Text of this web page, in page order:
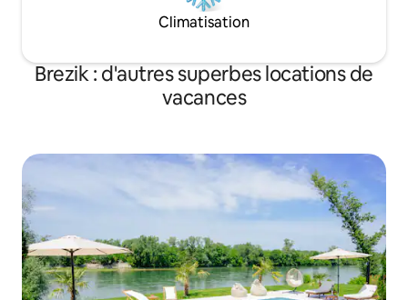
Climatisation
Brezik : d'autres superbes locations de
vacances